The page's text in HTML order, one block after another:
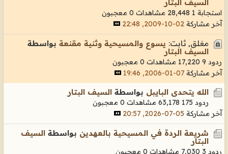
السيف البتار
استجابة 1 28,448 مشاهدات
0 معجبون
آخر مشاركة 02-10-2009, 22:48
مغلق, ثابت: يسوع والمسيحية وثنية مقنعة بواسطة
السيف البتار
ردود 9 17,220 مشاهدات
0 معجبون
آخر مشاركة 07-01-2006, 19:46
الله يتحدى البايبل بواسطة السيف البتار
ردود 175 63,178 مشاهدات
0 معجبون
آخر مشاركة 05-07-2026, 20:57
شريعة الردة في المسيحية بالعهدين بواسطة السيف
البتار
ردود 3 7,030 مشاهدات
0 معجبون